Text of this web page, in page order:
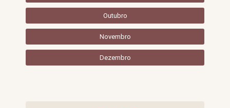
Outubro
Novembro
Dezembro